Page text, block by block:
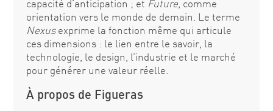
capacité d’anticipation ; et Future, comme
orientation vers le monde de demain. Le terme
Nexusexprime la fonction même qui articule
ces dimensions : le lien entre le savoir, la
technologie, le design, l’industrie et le marché
pour générer une valeur réelle.
À propos de Figueras